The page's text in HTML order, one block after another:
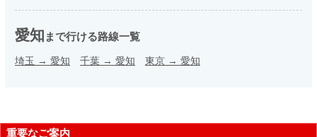
愛知 まで行ける路線一覧
埼玉 → 愛知 千葉 → 愛知 東京 → 愛知
重要なご案内